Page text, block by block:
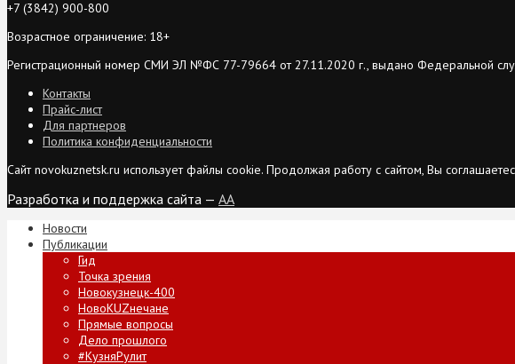
+7 (3842) 900-800
Возрастное ограничение: 18+
Регистрационный номер СМИ ЭЛ №ФС 77-79664 от 27.11.2020 г., выдано Федеральной
Контакты
Прайс-лист
Для партнеров
Политика конфиденциальности
Сайт novokuznetsk.ru использует файлы cookie. Продолжая работу с сайтом, Вы
Разработка и поддержка сайта — AA
Новости
Публикации
Гид
Точка зрения
Новокузнецк-400
НовоKUZнечане
Прямые вопросы
Дело прошлого
#КузняРулит